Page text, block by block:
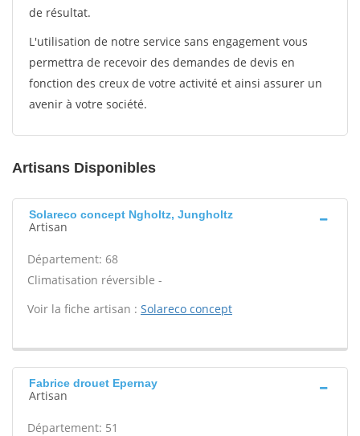
de résultat.
L'utilisation de notre service sans engagement vous
permettra de recevoir des demandes de devis en
fonction des creux de votre activité et ainsi assurer un
avenir à votre société.
Artisans Disponibles
Solareco concept Ngholtz, Jungholtz
Artisan
Département: 68
Climatisation réversible -
Voir la fiche artisan : Solareco concept
Fabrice drouet Epernay
Artisan
Département: 51